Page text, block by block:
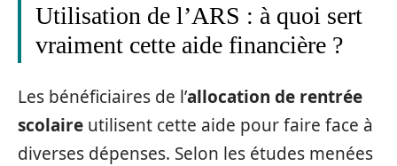
Utilisation de l’ARS : à quoi sert
vraiment cette aide financière ?
Les bénéficiaires de l’allocation de rentrée
scolaire utilisent cette aide pour faire face à
diverses dépenses. Selon les études menées